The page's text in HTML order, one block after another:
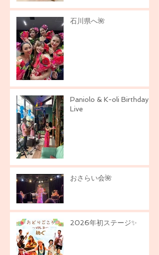
石川県へ🌺
Paniolo & K-oli Birthday
Live
おさらい会🌺
2026年初ステージ✨